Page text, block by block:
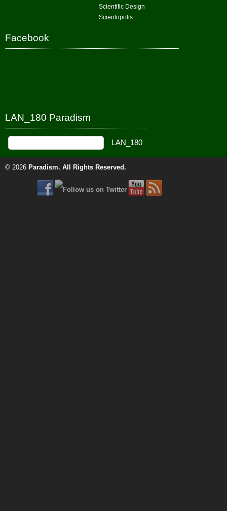
Scientific Design
Scientopolis
Facebook
LAN_180 Paradism
© 2026 Paradism. All Rights Reserved.